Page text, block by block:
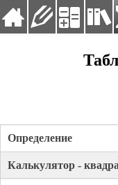
Определение
Калькулятор -